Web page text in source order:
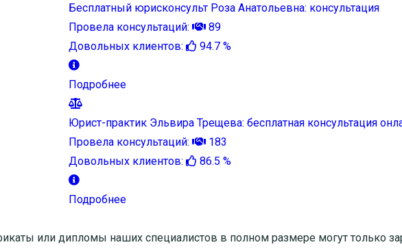
Бесплатный юрисконсульт Роза Анатольевна: консультация
Провела консультаций:
89
Довольных клиентов:
94.7 %
Подробнее
Юрист-практик Эльвира Трещева: бесплатная консультация
Провела консультаций:
183
Довольных клиентов:
86.5 %
Подробнее
или дипломы наших специалистов в полном размере могут только